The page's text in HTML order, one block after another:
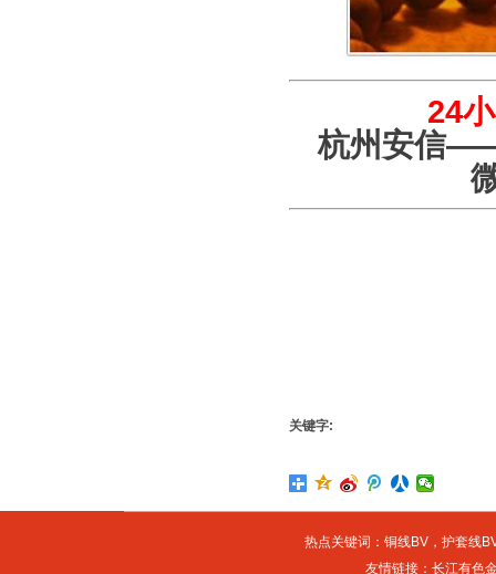
24
杭州安信
关键字:
热点关键词： 铜线BV， 护套线
友情链接： 长江有色